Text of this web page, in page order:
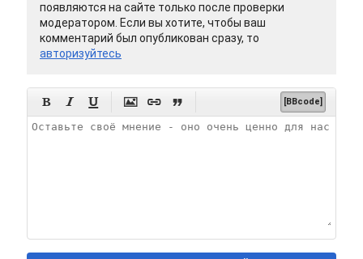
появляются на сайте только после проверки
модератором. Если вы хотите, чтобы ваш
комментарий был опубликован сразу, то
авторизуйтесь
      [BBcode]